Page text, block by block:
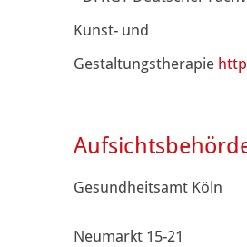
Kunst- und
Gestaltungstherapie
Gesundheitsamt Köln
Neumarkt 15-21